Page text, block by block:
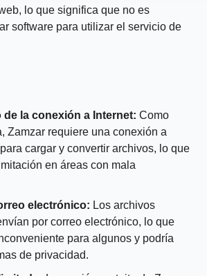
lo que significa que no es
software para utilizar el servicio de
de la conexión a Internet: Como
Zamzar requiere una conexión a
cargar y convertir archivos, lo que
en áreas con mala
electrónico: Los archivos
por correo electrónico, lo que
para algunos y podría
de privacidad.